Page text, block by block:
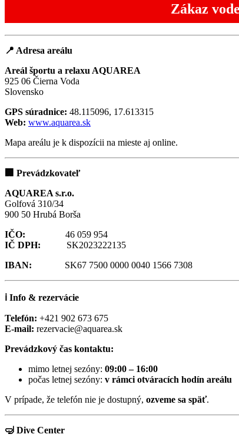
Zákaz
📍 Adresa areálu
Areál športu a relaxu AQUAREA
925 06 Čierna Voda
Slovensko
GPS súradnice: 48.115096, 17.613315
Web: www.aquarea.sk
Mapa areálu je k dispozícii na mieste aj online.
🏢 Prevádzkovateľ
AQUAREA s.r.o.
Golfová 310/34
900 50 Hrubá Borša
IČO: 46 059 954
IČ DPH: SK2023222135
IBAN: SK67 7500 0000 0040 1566 7308
ℹ️ Info & rezervácie
Telefón: +421 902 673 675
E-mail: rezervacie@aquarea.sk
Prevádzkový čas kontaktu:
mimo letnej sezóny: 09:00 – 16:00
počas letnej sezóny: v rámci otváracích hodín areálu
V prípade, že telefón nie je dostupný, ozveme sa späť.
🤿 Dive Center